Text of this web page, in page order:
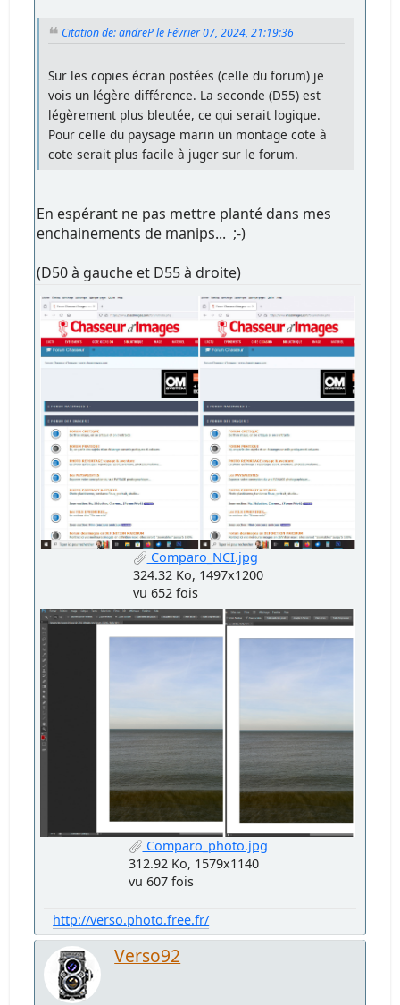
Citation de: andreP le Février 07, 2024, 21:19:36
Sur les copies écran postées (celle du forum) je
vois un légère différence. La seconde (D55) est
légèrement plus bleutée, ce qui serait logique.
Pour celle du paysage marin un montage cote à
cote serait plus facile à juger sur le forum.
En espérant ne pas mettre planté dans mes
enchainements de manips... ;-)
(D50 à gauche et D55 à droite)
Comparo_NCI.jpg
324.32 Ko, 1497x1200
vu 652 fois
Comparo_photo.jpg
312.92 Ko, 1579x1140
vu 607 fois
http://verso.photo.free.fr/
Verso92